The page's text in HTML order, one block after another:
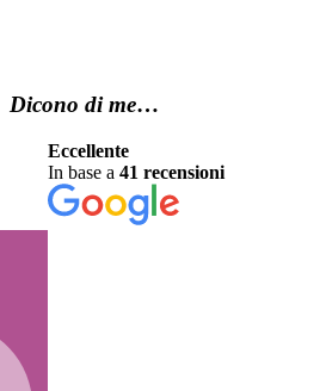
Dicono di me…
Eccellente
In base a41 recensioni